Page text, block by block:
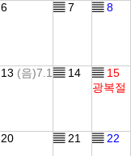
6 ▤ 7 ▤ 8
13 (음)7.1 ▤ 14 ▤ 15
광복절
20 ▤ 21 ▤ 22